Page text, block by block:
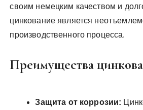
своим немецким качеством и
цинкование является
производственного процесса.
Преимущества
Защита от коррозии: